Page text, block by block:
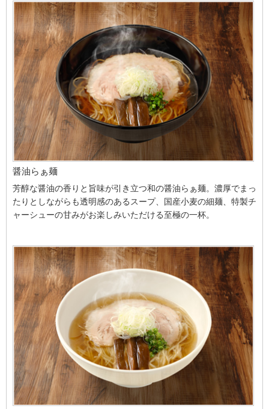
醤油らぁ麺
芳醇な醤油の香りと旨味が引き立つ和の醤油らぁ麺。濃厚でまっ
たりとしながらも透明感のあるスープ、国産小麦の細麺、特製チ
ャーシューの甘みがお楽しみいただける至極の一杯。